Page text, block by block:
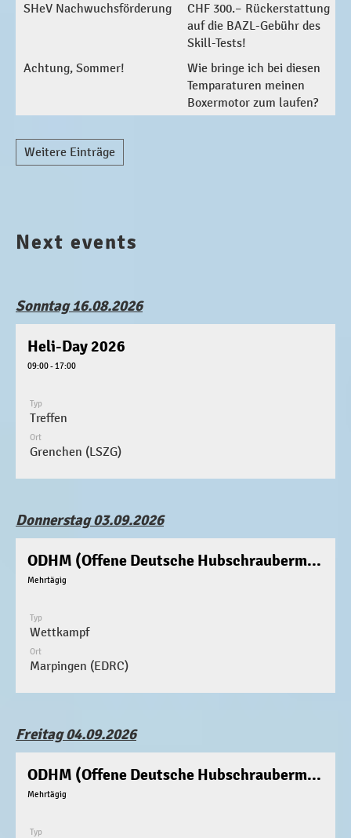
SHeV Nachwuchsförderung
CHF 300.– Rückerstattung
auf die BAZL-Gebühr des
Skill-Tests!
Achtung, Sommer!
Wie bringe ich bei diesen
Temparaturen meinen
Boxermotor zum laufen?
Weitere Einträge
Next events
Sonntag 16.08.2026
Heli-Day 2026
09:00 - 17:00
Typ
Treffen
Ort
Grenchen (LSZG)
Donnerstag 03.09.2026
ODHM (Offene Deutsche Hubschraubermeisterschaft)
Mehrtägig
Typ
Wettkampf
Ort
Marpingen (EDRC)
Freitag 04.09.2026
ODHM (Offene Deutsche Hubschraubermeisterschaft)
Mehrtägig
Typ